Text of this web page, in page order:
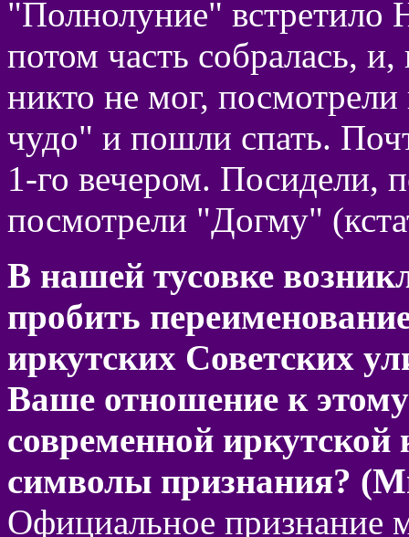
"Полнолуние"
потом часть собралась,
никто не мог,
чудо" и пошли спать.
1-го вечером. Посидели,
посмотрели "Догму"
В нашей тусовке
пробить
иркутских Советских
Ваше отношение к
современной
символы признания?
Официальное признание